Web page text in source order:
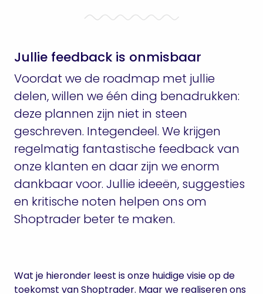
Jullie feedback is onmisbaar
Voordat we de roadmap met jullie
delen, willen we één ding benadrukken:
deze plannen zijn niet in steen
geschreven. Integendeel. We krijgen
regelmatig fantastische feedback van
onze klanten en daar zijn we enorm
dankbaar voor. Jullie ideeën, suggesties
en kritische noten helpen ons om
Shoptrader beter te maken.
Wat je hieronder leest is onze huidige visie op de
toekomst van Shoptrader. Maar we realiseren ons